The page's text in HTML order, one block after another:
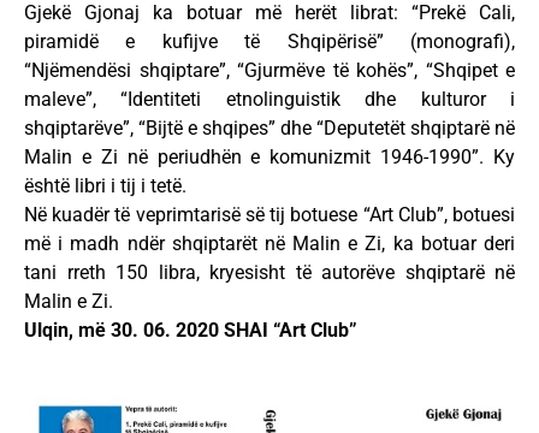
Gjekë Gjonaj ka botuar më herët librat: “Prekë Cali,
piramidë e kufijve të Shqipërisë” (monografi),
“Njëmendësi shqiptare”, “Gjurmëve të kohës”, “Shqipet e
maleve”, “Identiteti etnolinguistik dhe kulturor i
shqiptarëve”, “Bijtë e shqipes” dhe “Deputetët shqiptarë në
Malin e Zi në periudhën e komunizmit 1946-1990”. Ky
është libri i tij i tetë.
Në kuadër të veprimtarisë së tij botuese “Art Club”, botuesi
më i madh ndër shqiptarët në Malin e Zi, ka botuar deri
tani rreth 150 libra, kryesisht të autorëve shqiptarë në
Malin e Zi.
Ulqin, më 30. 06. 2020 SHAI “Art Club”